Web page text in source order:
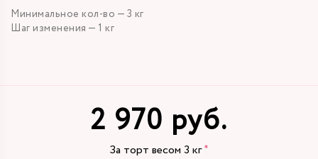
Минимальное кол-во — 3 кг
Шаг изменения — 1 кг
2 970 руб.
За торт весом 3 кг